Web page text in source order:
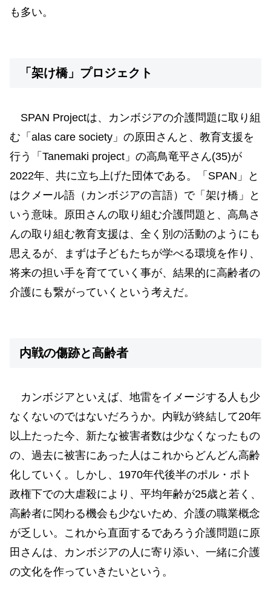
も多い。
「架け橋」プロジェクト
SPAN Projectは、カンボジアの介護問題に取り組
む「alas care society」の原田さんと、教育支援を
行う「Tanemaki project」の高鳥竜平さん(35)が
2022年、共に立ち上げた団体である。「SPAN」と
はクメール語（カンボジアの言語）で「架け橋」と
いう意味。原田さんの取り組む介護問題と、高鳥さ
んの取り組む教育支援は、全く別の活動のようにも
思えるが、まずは子どもたちが学べる環境を作り、
将来の担い手を育てていく事が、結果的に高齢者の
介護にも繋がっていくという考えだ。
内戦の傷跡と高齢者
カンボジアといえば、地雷をイメージする人も少
なくないのではないだろうか。内戦が終結して20年
以上たった今、新たな被害者数は少なくなったもの
の、過去に被害にあった人はこれからどんどん高齢
化していく。しかし、1970年代後半のポル・ポト
政権下での大虐殺により、平均年齢が25歳と若く、
高齢者に関わる機会も少ないため、介護の職業概念
が乏しい。これから直面するであろう介護問題に原
田さんは、カンボジアの人に寄り添い、一緒に介護
の文化を作っていきたいという。